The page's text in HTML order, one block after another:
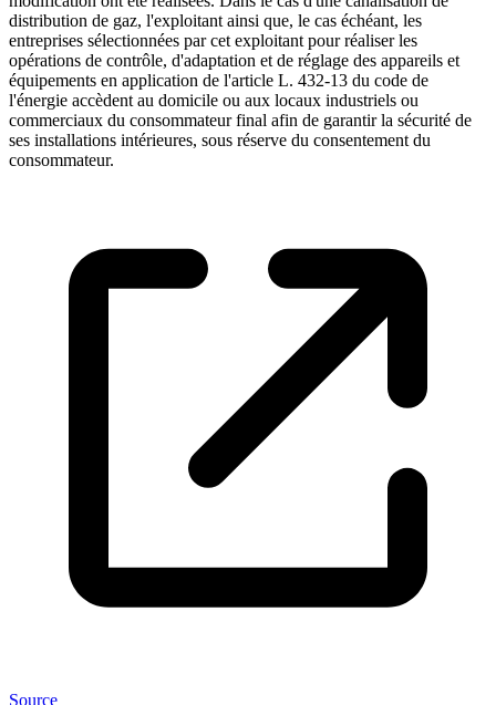
distribution de gaz, l'exploitant ainsi que, le cas échéant, les
entreprises sélectionnées par cet exploitant pour réaliser les
opérations de contrôle, d'adaptation et de réglage des appareils et
équipements en application de l'article L. 432-13 du code de
l'énergie accèdent au domicile ou aux locaux industriels ou
commerciaux du consommateur final afin de garantir la sécurité de
ses installations intérieures, sous réserve du consentement du
consommateur.
Source